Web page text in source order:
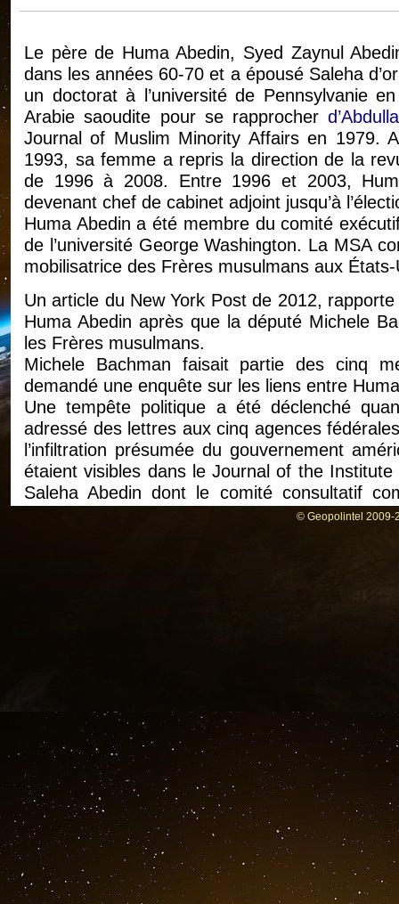
Le père de Huma Abedin, Syed Zaynul
dans les années 60-70 et a épousé Saleha
un doctorat à l’université de Pennsylvanie
Arabie saoudite pour se rapprocher
Journal of Muslim Minority Affairs en 1979.
1993, sa femme a repris la direction de la
de 1996 à 2008. Entre 1996 et 2003,
devenant chef de cabinet adjoint jusqu’à
Huma Abedin a été membre du comité
de l’université George Washington. La MSA
mobilisatrice des Frères musulmans aux
Un article du New York Post de 2012,
Huma Abedin après que la député Michele
les Frères musulmans.
Michele Bachman faisait partie des cinq
demandé une enquête sur les liens entre
Une tempête politique a été déclenché
adressé des lettres aux cinq agences
l’infiltration présumée du gouvernement
étaient visibles dans le Journal of the
Saleha Abedin dont le comité consultatif
professeur à Georgetown, membre des
près d’un million de dollars pour « lutter contre
Un autre exemple est le Réseau européen
et plusieurs membres ont des liens avec les
versé plus d’un million de dollars à l’ENAR.
Allemagne et dirigée par Ibrahim El-Zayat,
allemandes comme membre des Frères
Ces cas mettent en évidence une
prétendument destinés à lutter contre la
par soutenir des groupes aux programmes
© Geopolintel 2009-